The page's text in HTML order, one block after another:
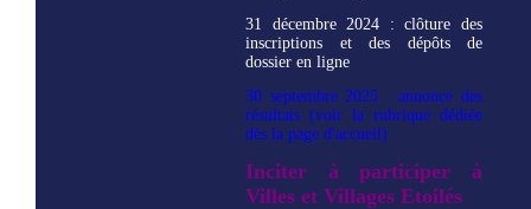
31 décembre 2024 : clôture des
inscriptions et des dépôts de
dossier en ligne
30 septembre 2025 : annonce des
résultats (voir la rubrique dédiée
dès la page d'accueil)
Inciter à participer à
Villes et Villages Etoilés